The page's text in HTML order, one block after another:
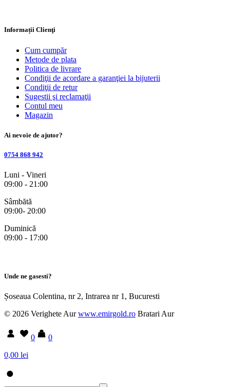
Informații Clienţi
Cum cumpăr
Metode de plata
Politica de livrare
Condiţii de acordare a garanţiei la bijuterii
Condiţii de retur
Sugestii şi reclamaţii
Contul meu
Magazin
Ai nevoie de ajutor?
0754 868 942
Luni - Vineri
09:00 - 21:00
Sâmbătă
09:00- 20:00
Duminică
09:00 - 17:00
Unde ne gasesti?
Șoseaua Colentina, nr 2, Intrarea nr 1, Bucuresti
© 2026 Verighete Aurwww.emirgold.ro Bratari Aur
0
0
0,00 lei